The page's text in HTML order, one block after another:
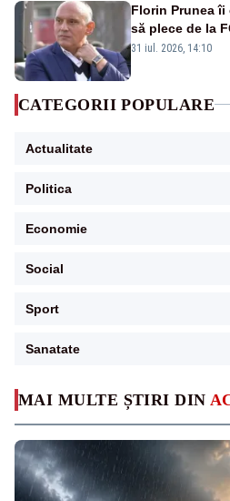
MAI MULTE ȘTIRI DIN
Florin Prunea
să plece de la
învârtindu-te!”
31 iul. 2026, 14:10
CATEGORII POPULARE
Actualitate
Politica
Economie
Social
Sport
Sanatate